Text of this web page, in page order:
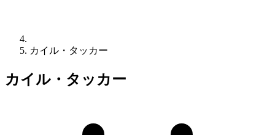
カイル・タッカー
カイル・タッカー